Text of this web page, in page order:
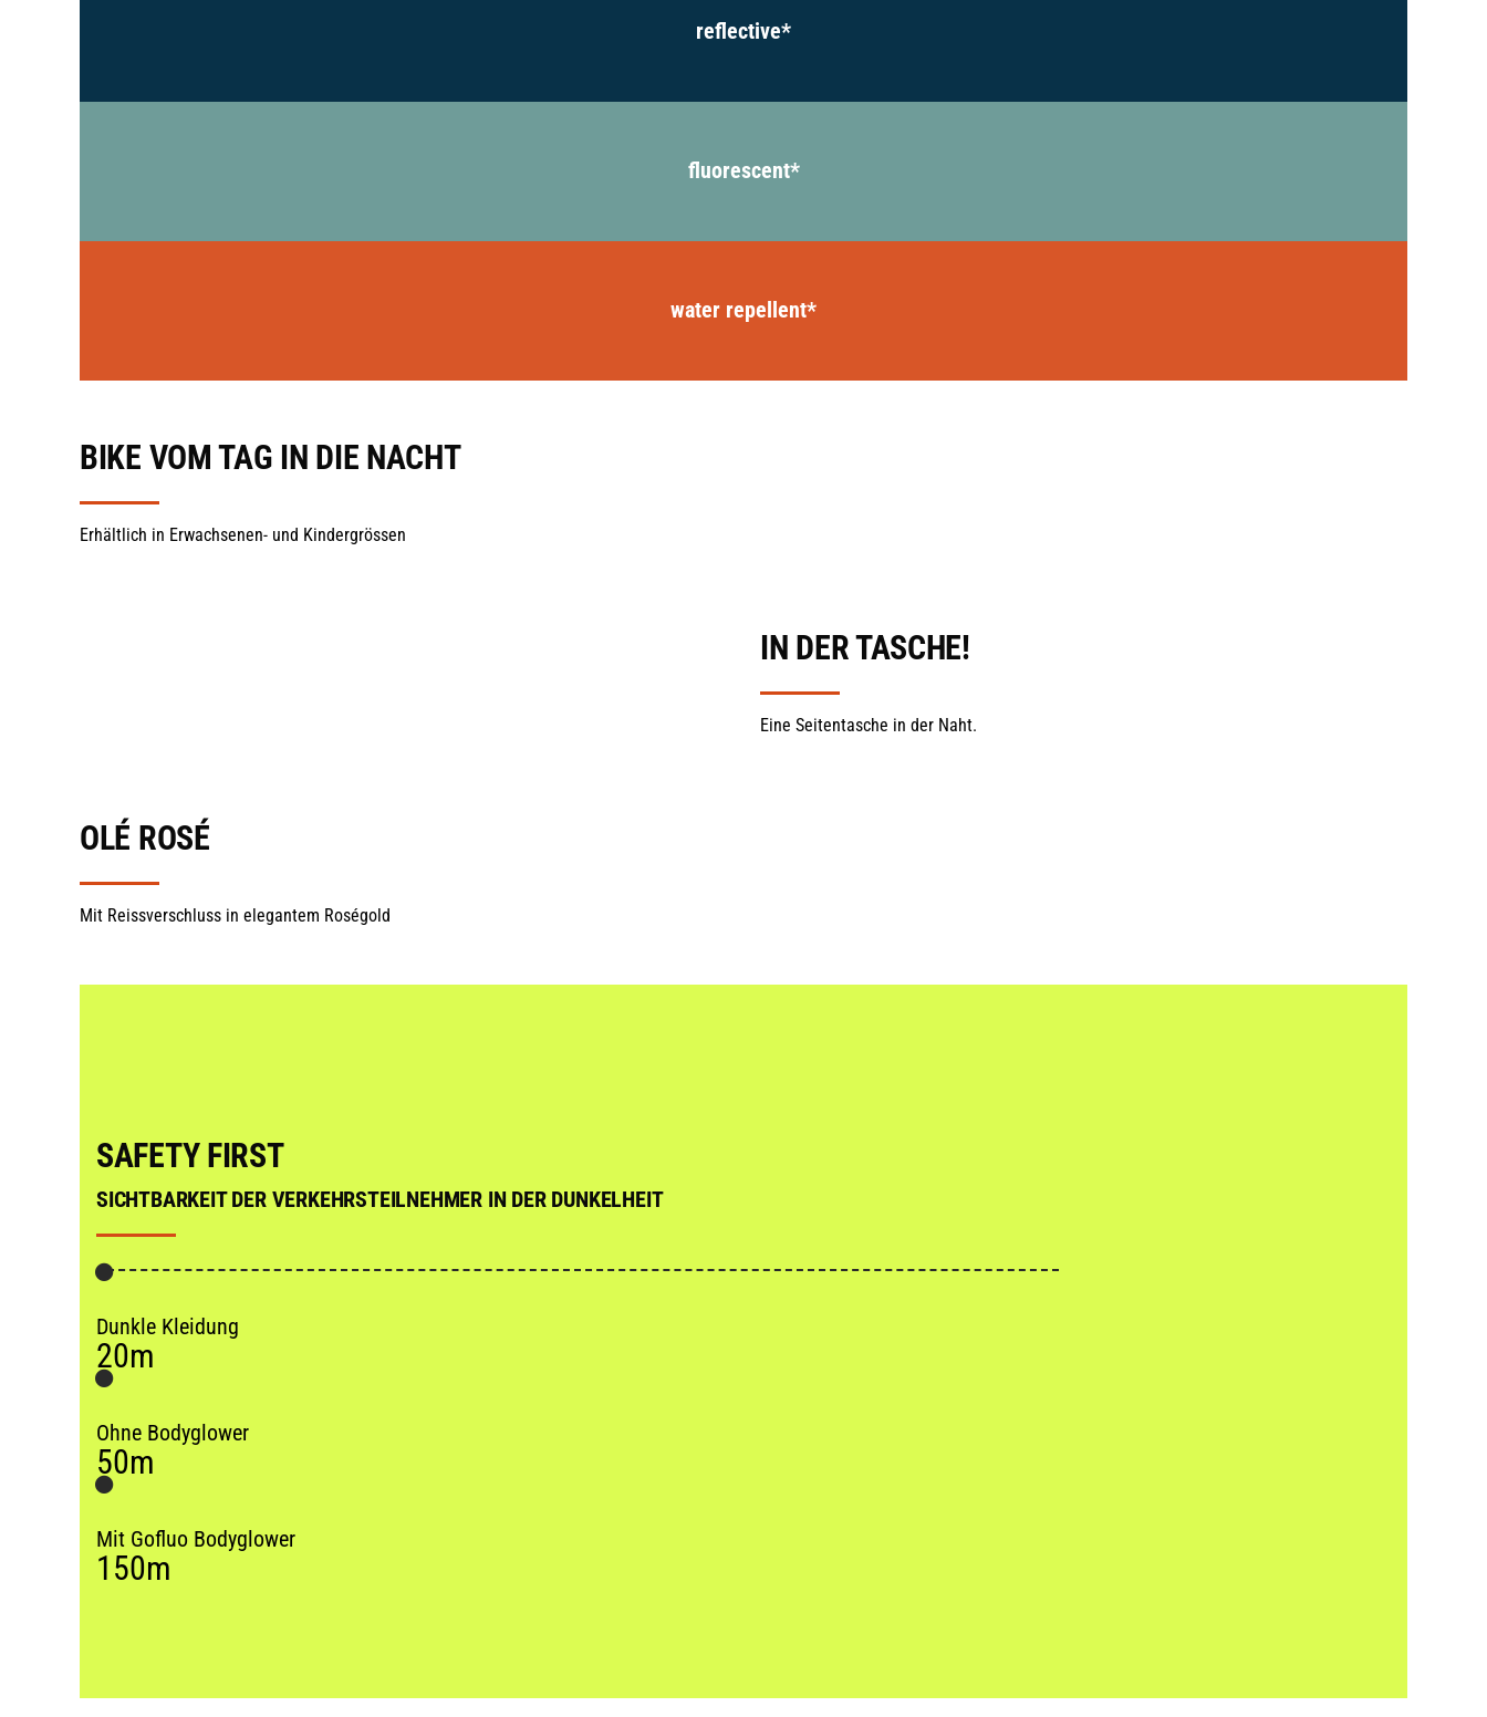
reflective*
fluorescent*
water repellent*
BIKE VOM TAG IN DIE NACHT
Erhältlich in Erwachsenen- und Kindergrössen
IN DER TASCHE!
Eine Seitentasche in der Naht.
OLÉ ROSÉ
Mit Reissverschluss in elegantem Roségold
SAFETY FIRST
SICHTBARKEIT DER VERKEHRSTEILNEHMER IN DER DUNKELHEIT
Dunkle Kleidung
20m
Ohne Bodyglower
50m
Mit Gofluo Bodyglower
150m